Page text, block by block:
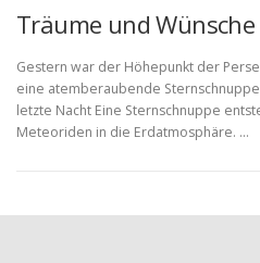
Träume und Wünsche
Gestern war der Höhepunkt der
eine atemberaubende
letzte Nacht Eine Sternschnuppe
Meteoriden in die Erdatmosphäre. …